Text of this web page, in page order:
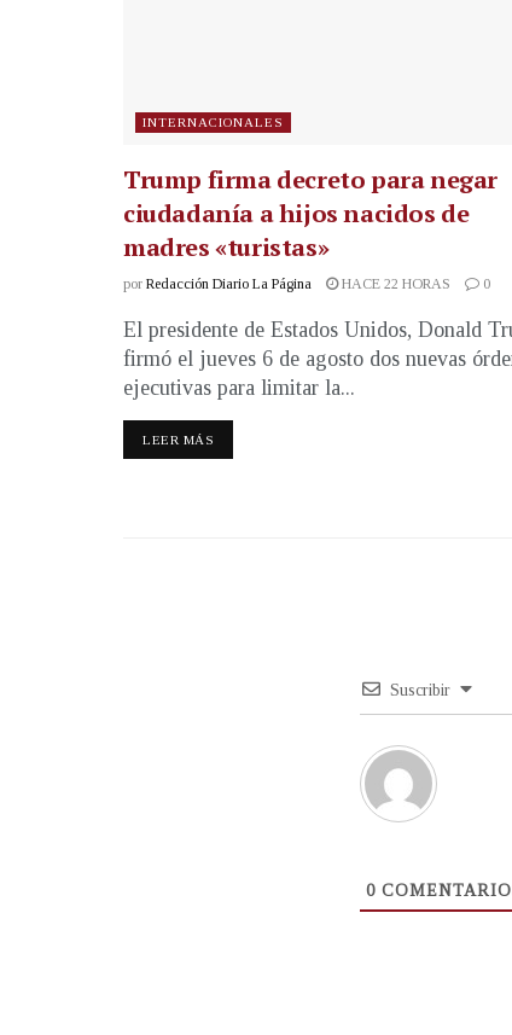
INTERNACIONALES
Trump firma decreto para negar
ciudadanía a hijos nacidos de
madres «turistas»
por Redacción Diario La Página HACE 22 HORAS 0
El presidente de Estados Unidos, Donald
firmó el jueves 6 de agosto dos nuevas
ejecutivas para limitar la...
LEER MÁS
Suscribir
0